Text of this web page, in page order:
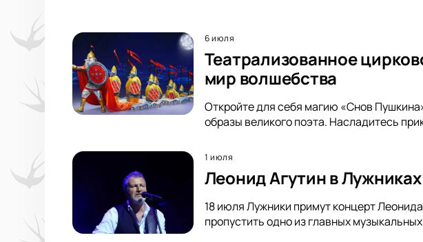
6 июля
Театрализованное
мир волшебства
Откройте для себя магию «Снов
образы великого поэта. Насладитесь
1 июля
Леонид Агутин в
18 июля Лужники примут концерт
пропустить одно из главных